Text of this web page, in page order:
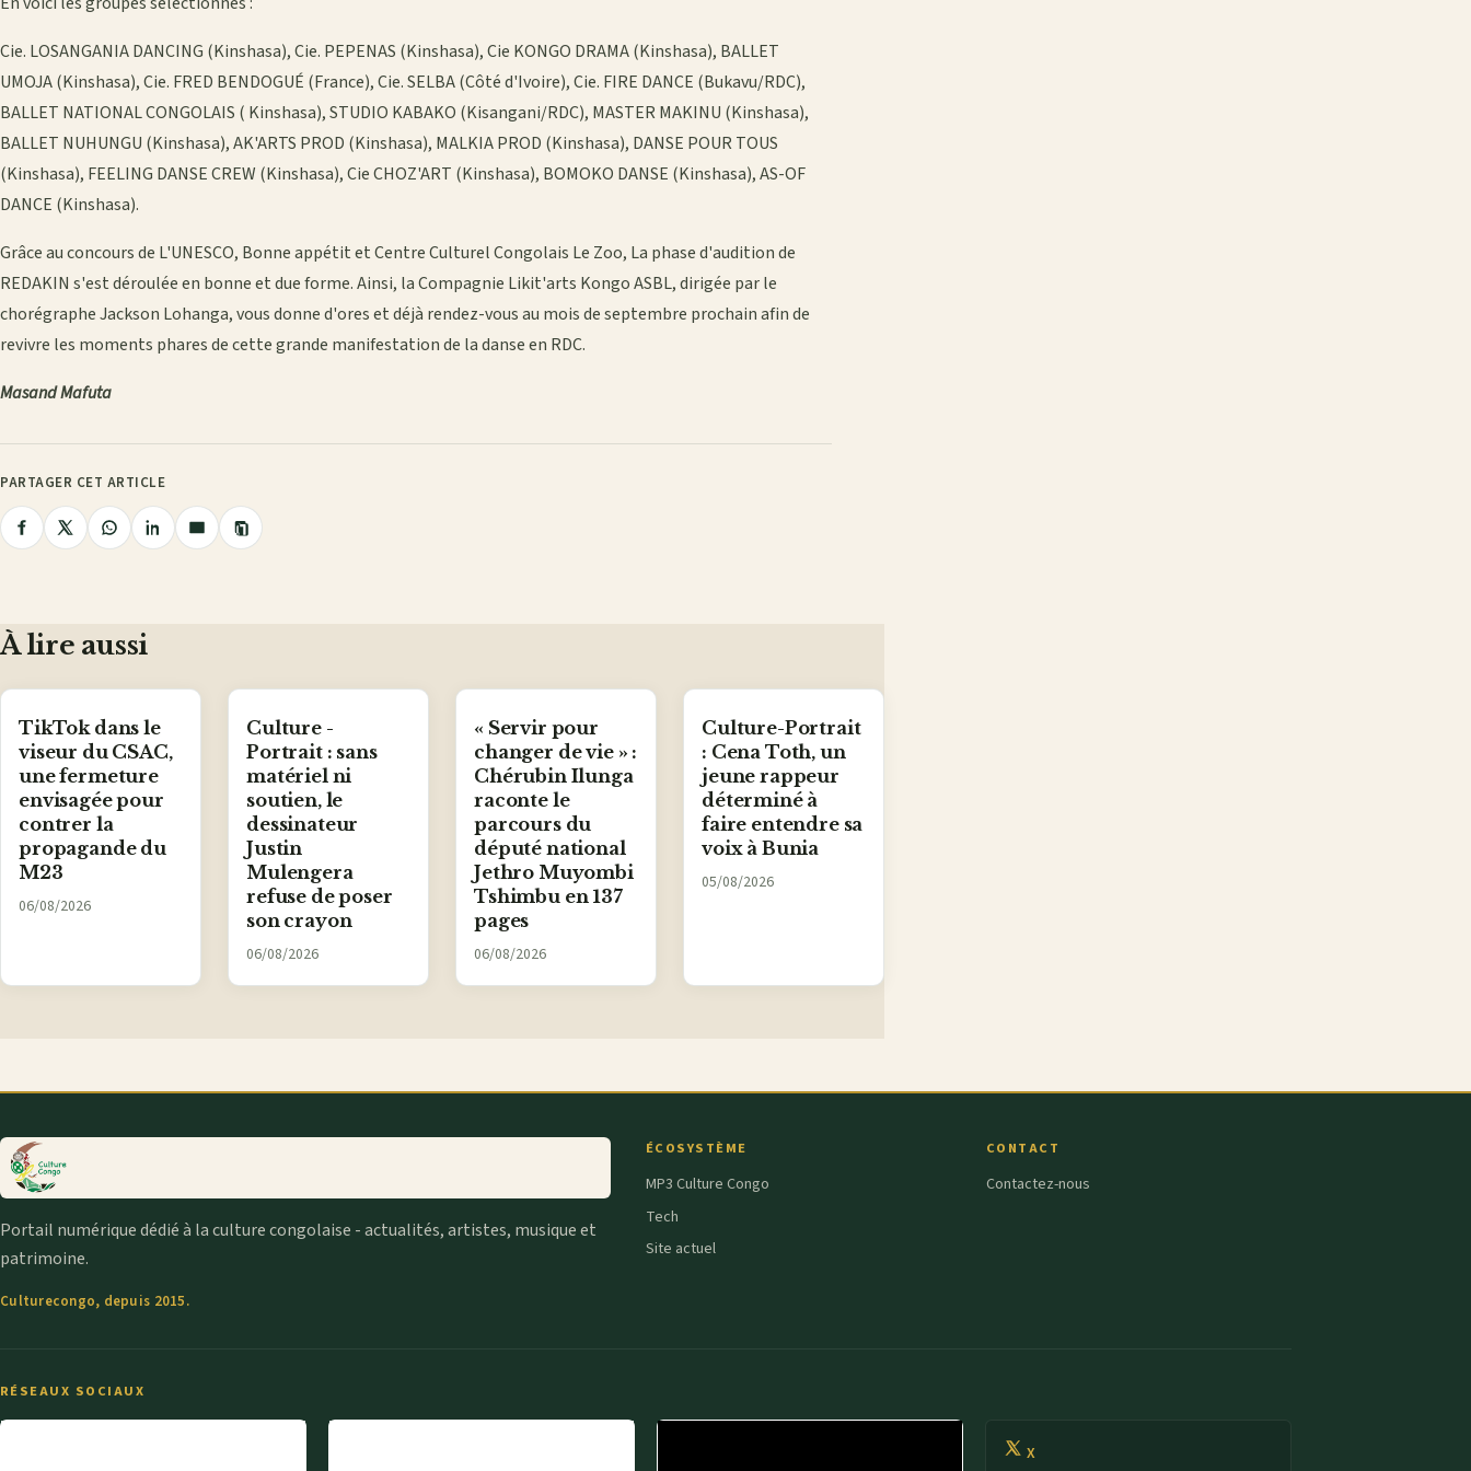
Cie. LOSANGANIA DANCING (Kinshasa), Cie. PEPENAS (Kinshasa), Cie KONGO DRAMA (Kinshasa), BALLET
UMOJA (Kinshasa), Cie. FRED BENDOGUÉ (France), Cie. SELBA (Côté d'Ivoire), Cie. FIRE DANCE (Bukavu/RDC),
BALLET NATIONAL CONGOLAIS ( Kinshasa), STUDIO KABAKO (Kisangani/RDC), MASTER MAKINU (Kinshasa),
BALLET NUHUNGU (Kinshasa), AK'ARTS PROD (Kinshasa), MALKIA PROD (Kinshasa), DANSE POUR TOUS
(Kinshasa), FEELING DANSE CREW (Kinshasa), Cie CHOZ'ART (Kinshasa), BOMOKO DANSE (Kinshasa), AS-OF
DANCE (Kinshasa).
Grâce au concours de L'UNESCO, Bonne appétit et Centre Culturel Congolais Le Zoo, La phase d'audition de
REDAKIN s'est déroulée en bonne et due forme. Ainsi, la Compagnie Likit'arts Kongo ASBL, dirigée par le
chorégraphe Jackson Lohanga, vous donne d'ores et déjà rendez-vous au mois de septembre prochain afin de
revivre les moments phares de cette grande manifestation de la danse en RDC.
Masand Mafuta
PARTAGER CET ARTICLE
PartagerPartagerPartagerPartagerPartager
Copier
le
À lire aussi
TikTok dans le
viseur du CSAC,
une fermeture
envisagée pour
contrer la
propagande du
M23
06/08/2026
Culture -
Portrait : sans
matériel ni
soutien, le
dessinateur
Justin
Mulengera
refuse de poser
son crayon
06/08/2026
« Servir pour
changer de vie » :
Chérubin Ilunga
raconte le
parcours du
député national
Jethro Muyombi
Tshimbu en 137
pages
06/08/2026
Culture-Portrait
: Cena Toth, un
jeune rappeur
déterminé à
faire entendre sa
voix à Bunia
05/08/2026
Portail numérique dédié à la culture congolaise - actualités, artistes, musique et
patrimoine.
Culturecongo, depuis 2015.
ÉCOSYSTÈME
MP3 Culture Congo
Tech
Site actuel
CONTACT
Contactez-nous
RÉSEAUX SOCIAUX
X